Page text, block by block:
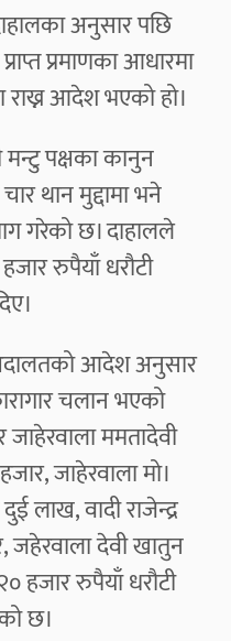
अनुसार पछि
प्रमाणका आधारमा
राख्न आदेश भएको हो।
मन्टु पक्षका कानुन
थान मुद्दामा भने
गरेको छ। दाहालले
रुपैयाँ धरौटी
आदेश अनुसार
चलान भएको
ममतादेवी
जाहेरवाला मो।
लाख, वादी राजेन्द्र
जहेरवाला देवी खातुन
हजार रुपैयाँ धरौटी
छ।